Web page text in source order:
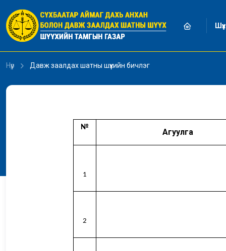
Шүүх
Нүүр Давж заалдах шатны шүүхийн бичлэг
№ Агуулга
1
2